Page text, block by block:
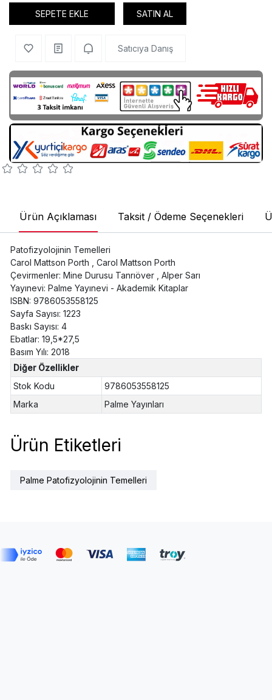
SEPETE EKLE SATIN AL
Satıcıya Danış
Ürün Açıklaması Taksit / Ödeme Seçenekleri
Patofizyolojinin Temelleri
Carol Mattson Porth , Carol Mattson Porth
Çevirmenler: Mine Durusu Tanrıöver , Alper Sarı
Yayınevi: Palme Yayınevi - Akademik Kitaplar
ISBN: 9786053558125
Sayfa Sayısı: 1223
Baskı Sayısı: 4
Ebatlar: 19,5*27,5
Basım Yılı: 2018
Diğer Özellikler
Stok Kodu
9786053558125
Marka
Palme Yayınları
Ürün Etiketleri
Palme Patofizyolojinin Temelleri